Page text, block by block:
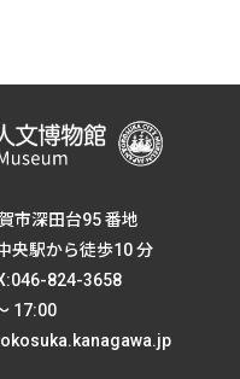
市深田台95 番地
央駅から徒歩10 分
824-3658
17:00